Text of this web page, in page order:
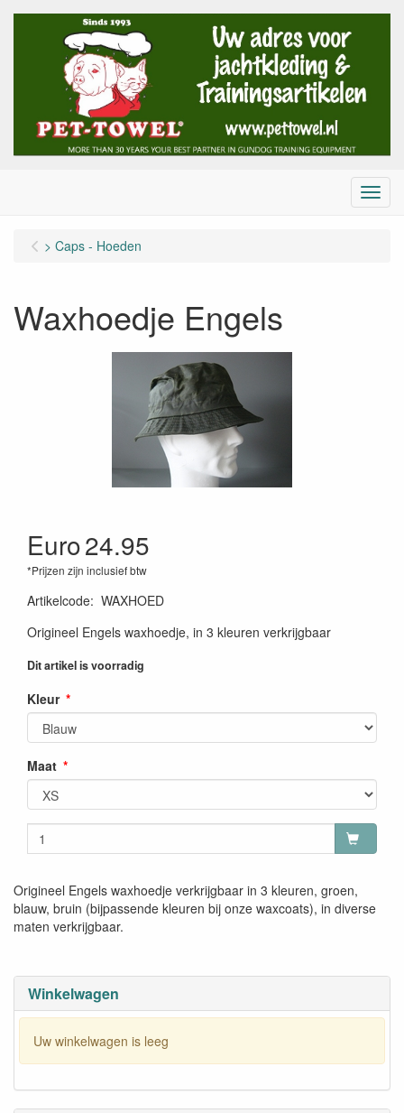
Menu
Winkelwagen
Uw winkelwagen is leeg
> Caps - Hoeden
Waxhoedje Engels
Euro24.95
*Prijzen zijn inclusief btw
Artikelcode: WAXHOED
Origineel Engels waxhoedje, in 3 kleuren verkrijgbaar
Dit artikel is voorradig
Kleur
Maat
Origineel Engels waxhoedje verkrijgbaar in 3 kleuren, groen,
blauw, bruin (bijpassende kleuren bij onze waxcoats), in diverse
maten verkrijgbaar.